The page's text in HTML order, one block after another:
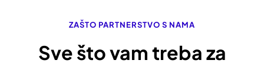
ZAŠTO PARTNERSTVO S NAMA
Sve što vam treba za